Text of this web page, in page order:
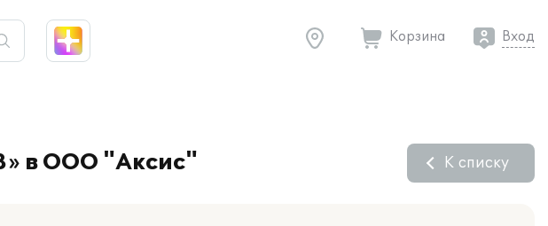
Корзина Вход
в ООО "Аксис" К списку